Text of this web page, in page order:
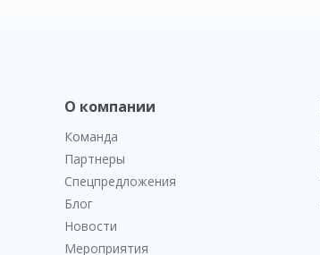
О компании
Команда
Партнеры
Спецпредложения
Блог
Новости
Мероприятия